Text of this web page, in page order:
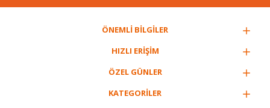
ÖNEMLİ BİLGİLER
HIZLI ERİŞİM
ÖZEL GÜNLER
KATEGORİLER